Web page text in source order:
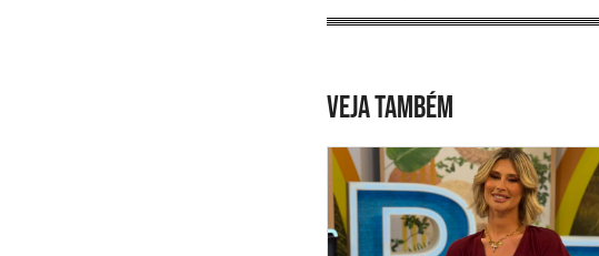
VEJA TAMBÉM